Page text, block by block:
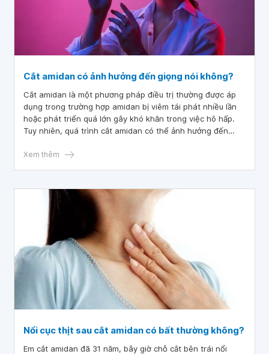
Cắt amidan có ảnh hưởng đến giọng nói không?
Cắt amidan là một phương pháp điều trị thường được áp
dụng trong trường hợp amidan bị viêm tái phát nhiều lần
hoặc phát triển quá lớn gây khó khăn trong việc hô hấp.
Tuy nhiên, quá trình cắt amidan có thể ảnh hưởng đến
giao tiếp quan trọng trong cuộc sống hàng ngày. Do đó,
bài viết này, chúng ta sẽ tìm hiểu về cắt amidan và ảnh
hưởng của quá trình này đến giọng nói của người bệnh.
Xem thêm
Nổi cục thịt sau cắt amidan có bất thường không?
Em cắt amidan đã 31 năm, bây giờ chỗ cắt bên trái nổi